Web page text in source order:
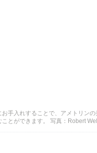
お手入れすることで、アメトリン
ことができます。 写真：Robert